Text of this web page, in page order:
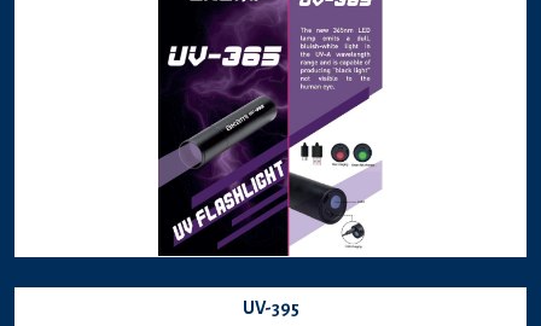
UV-395